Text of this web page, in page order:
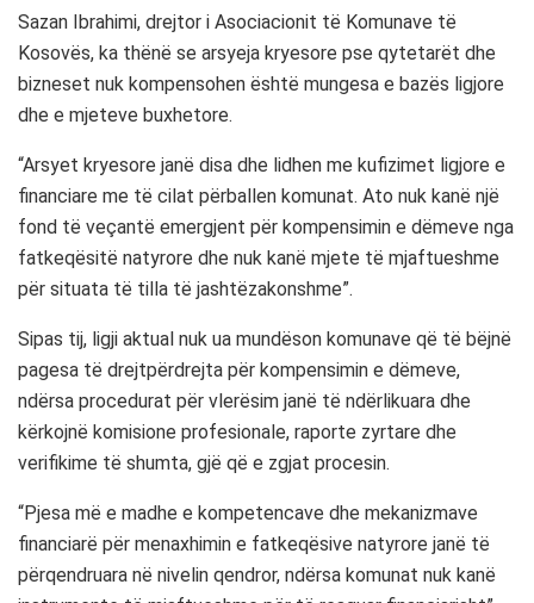
Sazan Ibrahimi, drejtor i Asociacionit të Komunave të
Kosovës, ka thënë se arsyeja kryesore pse qytetarët dhe
bizneset nuk kompensohen është mungesa e bazës ligjore
dhe e mjeteve buxhetore.
“Arsyet kryesore janë disa dhe lidhen me kufizimet ligjore e
financiare me të cilat përballen komunat. Ato nuk kanë një
fond të veçantë emergjent për kompensimin e dëmeve nga
fatkeqësitë natyrore dhe nuk kanë mjete të mjaftueshme
për situata të tilla të jashtëzakonshme”.
Sipas tij, ligji aktual nuk ua mundëson komunave që të bëjnë
pagesa të drejtpërdrejta për kompensimin e dëmeve,
ndërsa procedurat për vlerësim janë të ndërlikuara dhe
kërkojnë komisione profesionale, raporte zyrtare dhe
verifikime të shumta, gjë që e zgjat procesin.
“Pjesa më e madhe e kompetencave dhe mekanizmave
financiarë për menaxhimin e fatkeqësive natyrore janë të
përqendruara në nivelin qendror, ndërsa komunat nuk kanë